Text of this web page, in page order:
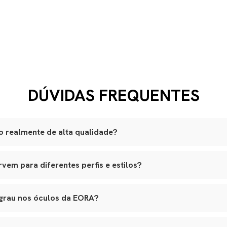
DÚVIDAS FREQUENTES
realmente de alta qualidade?
italiano, lentes ZEISS com proteção UVA e UVB, adornos
premium, banho antialérgico e design exclusivo.
para diferentes perfis e estilos?
Tudo é pensado para integrar funcionalidade real, elegância e
nos óculos da EORA?